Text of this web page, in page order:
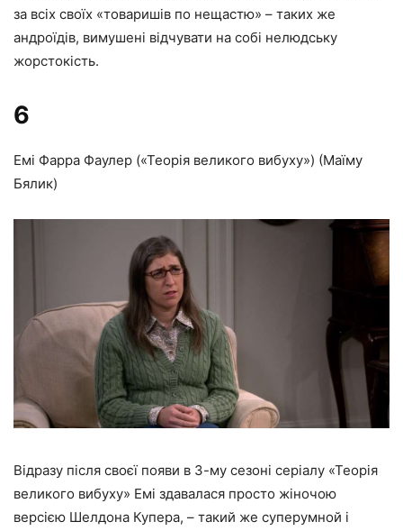
за всіх своїх «товаришів по нещастю» – таких же
андроїдів, вимушені відчувати на собі нелюдську
жорстокість.
6
Емі Фарра Фаулер («Теорія великого вибуху») (Маїму
Бялик)
Відразу після своєї появи в 3-му сезоні серіалу «Теорія
великого вибуху» Емі здавалася просто жіночою
версією Шелдона Купера, – такий же суперумной і